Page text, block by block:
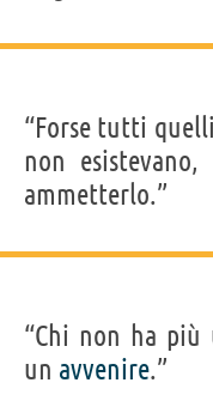
“Forse tutti
non esistevano,
ammetterlo.”
“Chi non ha più
un avvenire.”